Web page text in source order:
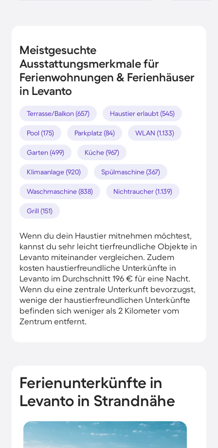
Meistgesuchte
Ausstattungsmerkmale für
Ferienwohnungen & Ferienhäuser
in Levanto
Terrasse/Balkon (657) Haustier erlaubt (545)
Pool (175) Parkplatz (84) WLAN (1.133)
Garten (499) Küche (967)
Klimaanlage (920) Spülmaschine (367)
Waschmaschine (838) Nichtraucher (1.139)
Grill (151)
Wenn du dein Haustier mitnehmen möchtest,
kannst du sehr leicht tierfreundliche Objekte in
Levanto miteinander vergleichen. Zudem
kosten haustierfreundliche Unterkünfte in
Levanto im Durchschnitt 196 € für eine Nacht.
Wenn du eine zentrale Unterkunft bevorzugst,
wenige der haustierfreundlichen Unterkünfte
befinden sich weniger als 2 Kilometer vom
Zentrum entfernt.
Ferienunterkünfte in
Levanto in Strandnähe